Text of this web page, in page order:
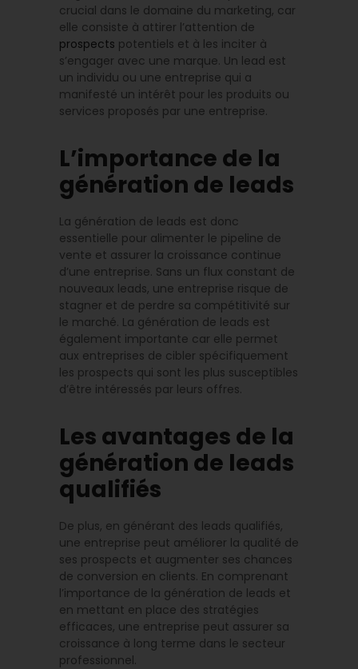
crucial dans le domaine du marketing, car
elle consiste à attirer l’attention de
prospects potentiels et à les inciter à
s’engager avec une marque. Un lead est
un individu ou une entreprise qui a
manifesté un intérêt pour les produits ou
services proposés par une entreprise.
L’importance de la
génération de leads
La génération de leads est donc
essentielle pour alimenter le pipeline de
vente et assurer la croissance continue
d’une entreprise. Sans un flux constant de
nouveaux leads, une entreprise risque de
stagner et de perdre sa compétitivité sur
le marché. La génération de leads est
également importante car elle permet
aux entreprises de cibler spécifiquement
les prospects qui sont les plus susceptibles
d’être intéressés par leurs offres.
Les avantages de la
génération de leads
qualifiés
De plus, en générant des leads qualifiés,
une entreprise peut améliorer la qualité de
ses prospects et augmenter ses chances
de conversion en clients. En comprenant
l’importance de la génération de leads et
en mettant en place des stratégies
efficaces, une entreprise peut assurer sa
croissance à long terme dans le secteur
professionnel.